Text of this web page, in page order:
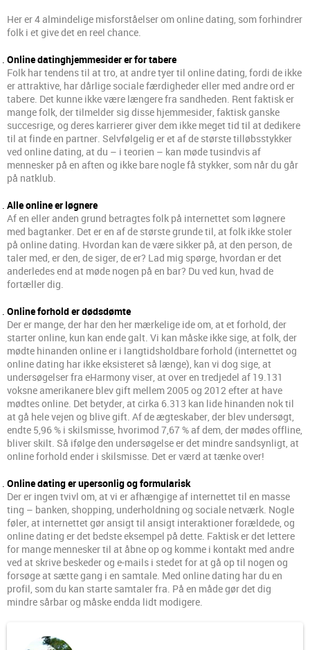
Her er 4 almindelige misforståelser om online dating, som forhindrer
folk i et give det en reel chance.
Online datinghjemmesider er for tabere
Folk har tendens til at tro, at andre tyer til online dating, fordi de ikke
er attraktive, har dårlige sociale færdigheder eller med andre ord er
tabere. Det kunne ikke være længere fra sandheden. Rent faktisk er
mange folk, der tilmelder sig disse hjemmesider, faktisk ganske
succesrige, og deres karrierer giver dem ikke meget tid til at dedikere
til at finde en partner. Selvfølgelig er et af de største tilløbsstykker
ved online dating, at du – i teorien – kan møde tusindvis af
mennesker på en aften og ikke bare nogle få stykker, som når du går
på natklub.
Alle online er løgnere
Af en eller anden grund betragtes folk på internettet som løgnere
med bagtanker. Det er en af de største grunde til, at folk ikke stoler
på online dating. Hvordan kan de være sikker på, at den person, de
taler med, er den, de siger, de er? Lad mig spørge, hvordan er det
anderledes end at møde nogen på en bar? Du ved kun, hvad de
fortæller dig.
Online forhold er dødsdømte
Der er mange, der har den her mærkelige ide om, at et forhold, der
starter online, kun kan ende galt. Vi kan måske ikke sige, at folk, der
mødte hinanden online er i langtidsholdbare forhold (internettet og
online dating har ikke eksisteret så længe), kan vi dog sige, at
undersøgelser fra eHarmony viser, at over en tredjedel af 19.131
voksne amerikanere blev gift mellem 2005 og 2012 efter at have
mødtes online. Det betyder, at cirka 6.313 kan lide hinanden nok til
at gå hele vejen og blive gift. Af de ægteskaber, der blev undersøgt,
endte 5,96 % i skilsmisse, hvorimod 7,67 % af dem, der mødes offline,
bliver skilt. Så ifølge den undersøgelse er det mindre sandsynligt, at
online forhold ender i skilsmisse. Det er værd at tænke over!
Online dating er upersonlig og formularisk
Der er ingen tvivl om, at vi er afhængige af internettet til en masse
ting – banken, shopping, underholdning og sociale netværk. Nogle
føler, at internettet gør ansigt til ansigt interaktioner forældede, og
online dating er det bedste eksempel på dette. Faktisk er det lettere
for mange mennesker til at åbne op og komme i kontakt med andre
ved at skrive beskeder og e-mails i stedet for at gå op til nogen og
forsøge at sætte gang i en samtale. Med online dating har du en
profil, som du kan starte samtaler fra. På en måde gør det dig
mindre sårbar og måske endda lidt modigere.